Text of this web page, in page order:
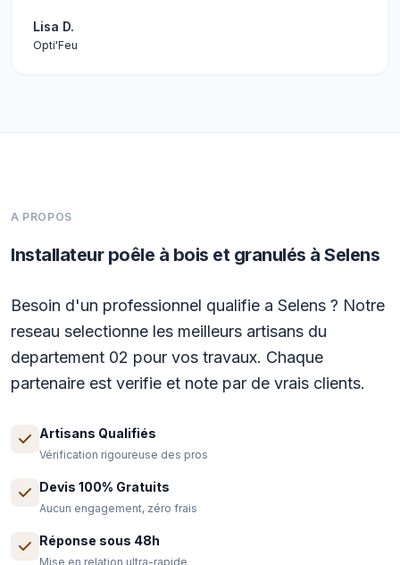
Lisa D.
Opti'Feu
A PROPOS
Installateur poêle à bois et granulés à Selens
Besoin d'un professionnel qualifie a Selens ? Notre
reseau selectionne les meilleurs artisans du
departement 02 pour vos travaux. Chaque
partenaire est verifie et note par de vrais clients.
Artisans Qualifiés
Vérification rigoureuse des pros
Devis 100% Gratuits
Aucun engagement, zéro frais
Réponse sous 48h
Mise en relation ultra-rapide